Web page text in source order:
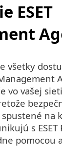
ESET
všetky
vo vašej
spustené na
s ESET
pomocou